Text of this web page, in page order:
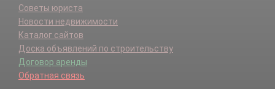
Советы юриста
Новости недвижимости
Каталог сайтов
Доска объявлений по строительству
Договор аренды
Обратная связь